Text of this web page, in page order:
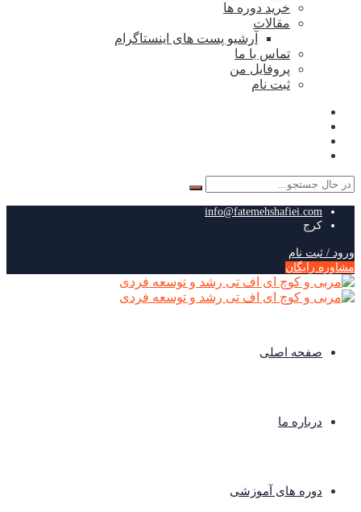
خرید دوره ها
مقالات
آرشیو پست های اینستاگرام
تماس با ما
پروفایل من
ثبت نام
جستجو
info@fatemehshafiei.com
کرج
ورود / ثبت نام
مشاوره رایگان
صفحه اصلی
درباره ما
دوره های آموزشی